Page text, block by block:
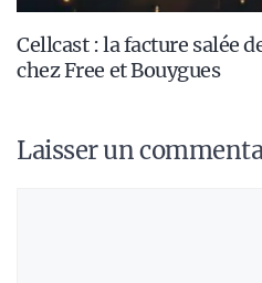
Cellcast : la facture salée
chez Free et Bouygues
Laisser un